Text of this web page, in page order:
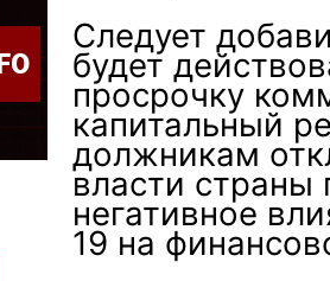
Следует
будет
просрочку
капитальный
должникам
власти страны
негативное
19 на